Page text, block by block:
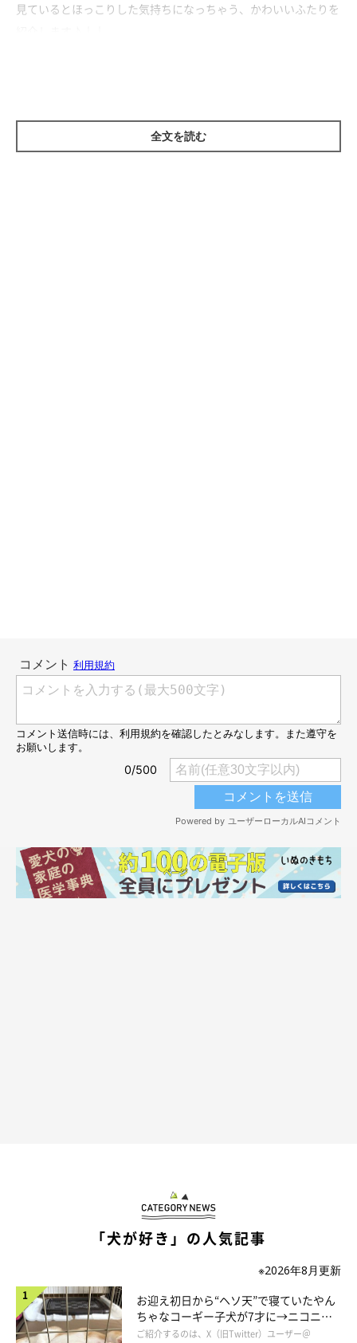
見ているとほっこりした気持ちになっちゃう、かわいいふたりを
＠shibainu.gaku
それにしても、なんてラブラブな光景……！
全文を読む
「犬が好き」の人気記事
※2026年8月更新
お迎え初日から“ヘソ天”で寝ていたやん
ちゃなコーギー子犬が7才に→ニコニ
コ“コーギースマイル”が魅力のコに成
ご紹介するのは、X（旧Twitter）ユーザー＠